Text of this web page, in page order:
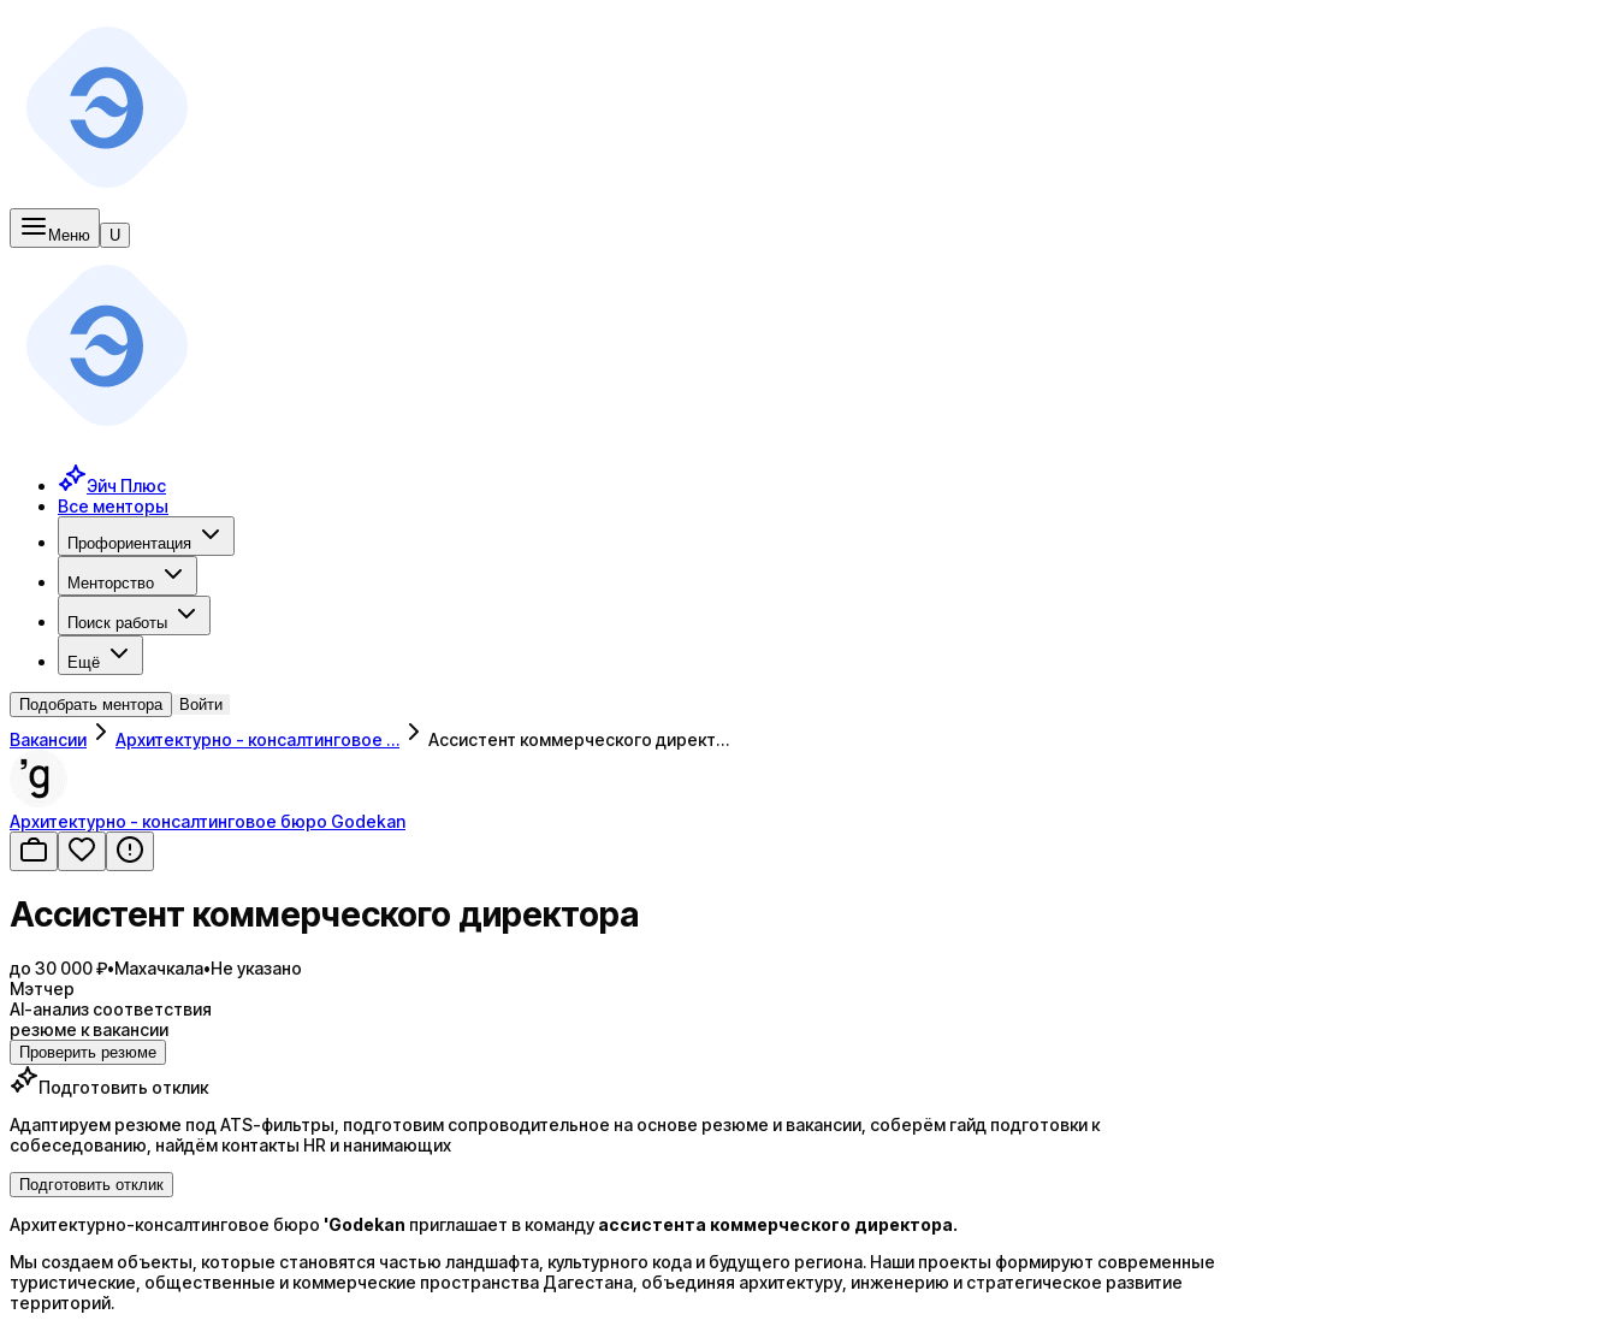
Меню U
Эйч Плюс
Все менторы
Профориентация
Менторство
Поиск работы
Ещё
Подобрать ментора Войти
Вакансии Архитектурно - консалтинговое … Ассистент коммерческого директ…
Архитектурно - консалтинговое бюро Godekan
Ассистент коммерческого директора
до 30 000 ₽•Махачкала•Не указано
Мэтчер
AI-анализ соответствия
резюме к вакансии
Проверить резюме
Подготовить отклик
Адаптируем резюме под ATS-фильтры, подготовим сопроводительное на основе резюме и вакансии, соберём гайд подготовки к
собеседованию, найдём контакты HR и нанимающих
Подготовить отклик
Архитектурно-консалтинговое бюро 'Godekan приглашает в команду ассистента коммерческого директора.
Мы создаем объекты, которые становятся частью ландшафта, культурного кода и будущего региона. Наши проекты формируют современные
туристические, общественные и коммерческие пространства Дагестана, объединяя архитектуру, инженерию и стратегическое развитие
территорий.